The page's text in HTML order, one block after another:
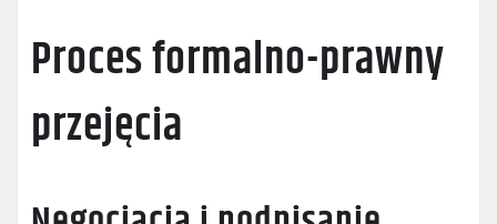
Proces formalno-prawny
przejęcia